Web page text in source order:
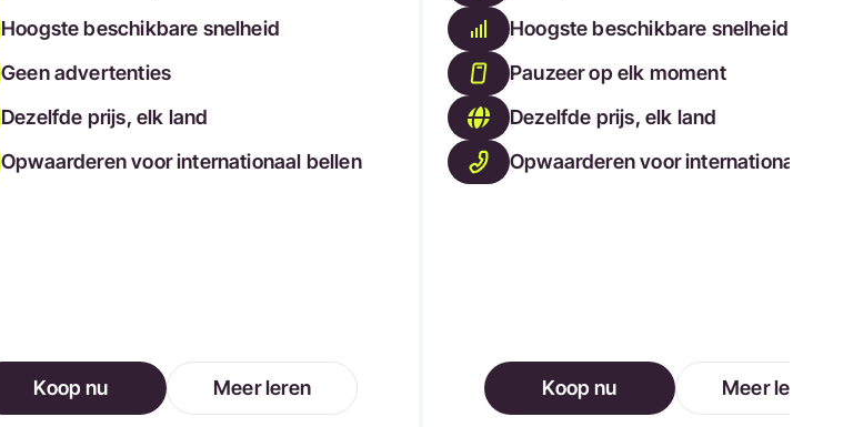
Hoogste beschikbare snelheid
Geen advertenties
Dezelfde prijs, elk land
Opwaarderen voor internationaal bellen
Koop nu Meer leren
Hoogste beschikbare snelheid
Pauzeer op elk moment
Dezelfde prijs, elk land
Opwaarderen voor internationaal
Koop nu Meer leren